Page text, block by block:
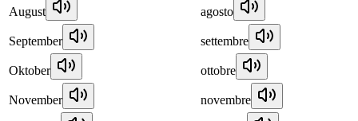
August agosto
September settembre
Oktober ottobre
November novembre